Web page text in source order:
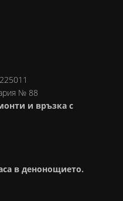
№ 88
и връзка с
в денонощието.